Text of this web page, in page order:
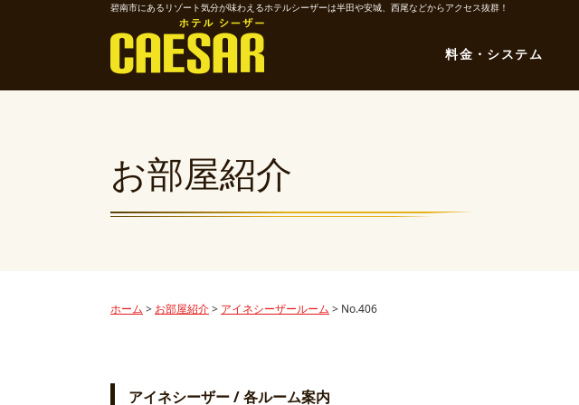
碧南市にあるリゾート気分が味わえるホテルシーザーは半田や安城、西尾などからアクセス抜群！
料金・システム
お部屋紹介
ホーム > お部屋紹介> アイネシーザールーム > No.406
アイネシーザー / 各ルーム案内